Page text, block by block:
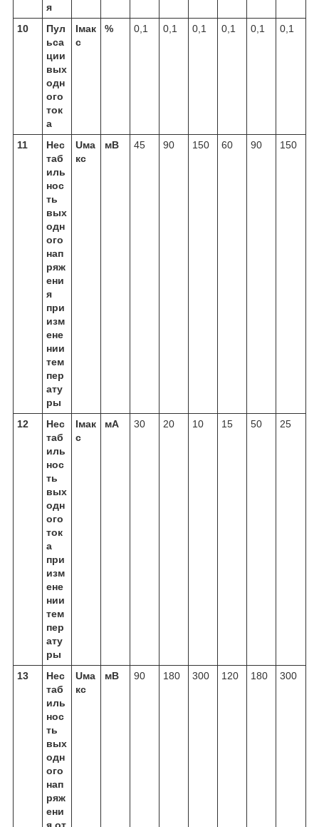
я
10
Пул
ьса
ции
вых
одн
ого
ток
а
Iмак
с
% 0,1 0,1 0,1 0,1 0,1 0,1
11
Нес
таб
иль
нос
ть
вых
одн
ого
нап
ряж
ени
я
при
изм
ене
нии
тем
пер
ату
ры
Uма
кс
мВ 45 90 150 60 90 150
12
Нес
таб
иль
нос
ть
вых
одн
ого
ток
а
при
изм
ене
нии
тем
пер
ату
ры
Iмак
с
мА 30 20 10 15 50 25
13
Нес
таб
иль
нос
ть
вых
одн
ого
нап
ряж
ени
я от
Uма
кс
мВ 90 180 300 120 180 300